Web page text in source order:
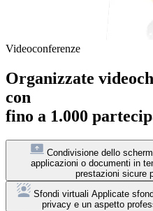
Videoconferenze
Organizzate
con
fino a 1.000
Condivisione dello
applicazioni o documenti in
prestazioni sicure
Sfondi virtuali Applicate
privacy e un aspetto